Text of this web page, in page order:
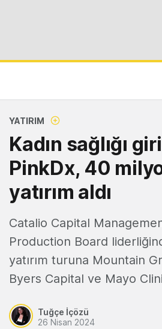
YATIRIM
Kadın sağlığı
PinkDx, 40
yatırım aldı
Catalio Capital
Production Board
yatırım turuna Mountain
Byers Capital ve Mayo
Tuğçe İçözü
26 Nisan 2024